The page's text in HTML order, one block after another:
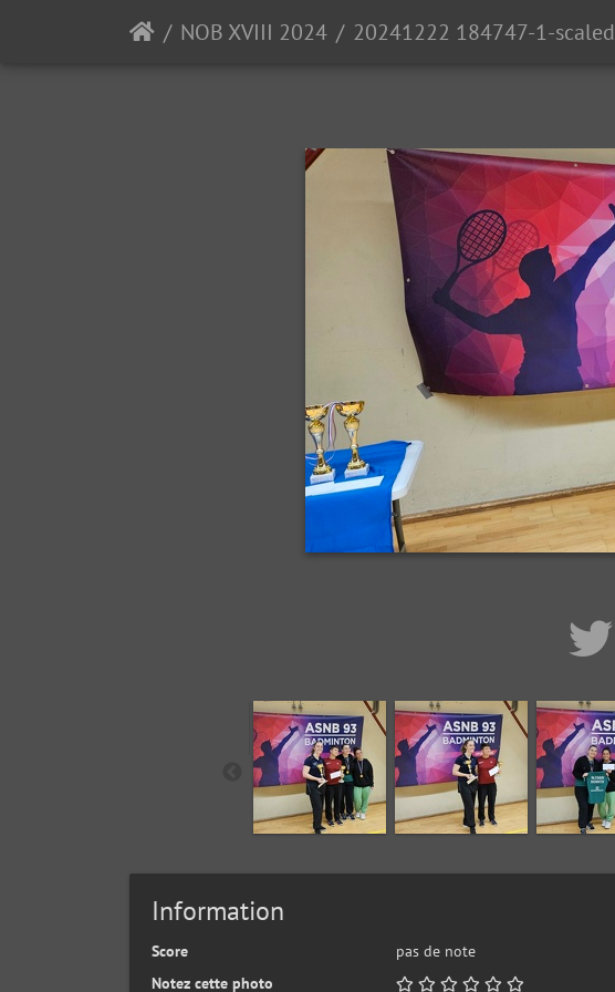
NOB XVIII 2024 20241222 184747-1-scaled
Information
Score
pas de note
Notez cette photo